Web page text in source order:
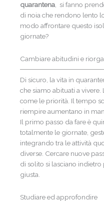
quarantena, si fanno
di noia che rendono lento
modo affrontare questo
giornate?
Cambiare abitudini e
Di sicuro, la vita in
che siamo abituati a
come le priorità. Il tempo
riempire aumentano in
Il primo passo da fare è
totalmente le giornate,
integrando tra le attività
diverse. Cercare nuove
di solito si lasciano
giusta.
Studiare ed approfondire